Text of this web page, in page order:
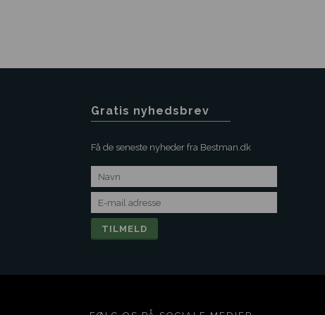
Gratis nyhedsbrev
Få de seneste nyheder fra Bestman.dk